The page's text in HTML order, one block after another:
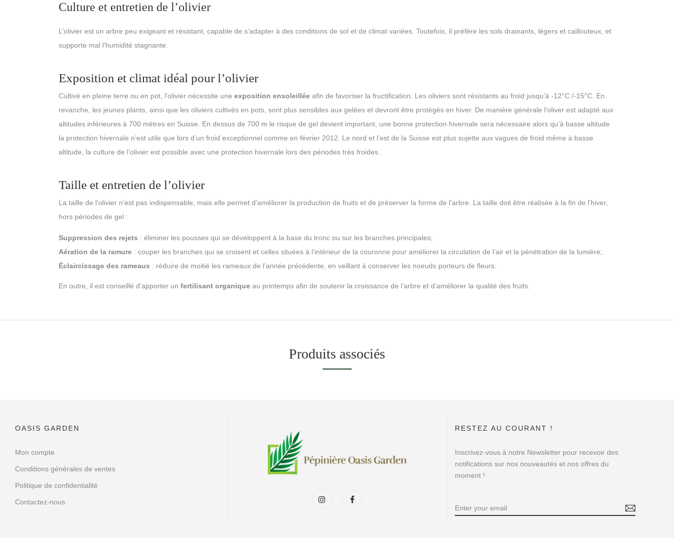
Culture et entretien de l’olivier
L’olivier est un arbre peu exigeant et résistant, capable de s’adapter à des conditions de sol et de climat variées. Toutefois, il préfère les sols drainants, légers et caillouteux, et
supporte mal l’humidité stagnante.
Exposition et climat idéal pour l’olivier
Cultivé en pleine terre ou en pot, l’olivier nécessite une exposition ensoleillée afin de favoriser la fructification. Les oliviers sont résistants au froid jusqu’à -12°C /-15°C. En
revanche, les jeunes plants, ainsi que les oliviers cultivés en pots, sont plus sensibles aux gelées et devront être protégés en hiver. De manière générale l’oliver est adapté aux
altitudes inférieures à 700 mètres en Suisse. En dessus de 700 m le risque de gel devient important, une bonne protection hivernale sera nécessaire alors qu’à basse altitude
la protection hivernale n’est utile que lors d’un froid exceptionnel comme en février 2012. Le nord et l’est de la Suisse est plus sujette aux vagues de froid même à basse
altitude, la culture de l’olivier est possible avec une protection hivernale lors des périodes très froides.
Taille et entretien de l’olivier
La taille de l’olivier n’est pas indispensable, mais elle permet d’améliorer la production de fruits et de préserver la forme de l’arbre. La taille doit être réalisée à la fin de l’hiver,
hors périodes de gel :
Suppression des rejets : éliminer les pousses qui se développent à la base du tronc ou sur les branches principales;
Aération de la ramure : couper les branches qui se croisent et celles situées à l’intérieur de la couronne pour améliorer la circulation de l’air et la pénétration de la lumière;
Éclaircissage des rameaux : réduire de moitié les rameaux de l’année précédente, en veillant à conserver les noeuds porteurs de fleurs.
En outre, il est conseillé d’apporter un fertilisant organique au printemps afin de soutenir la croissance de l’arbre et d’améliorer la qualité des fruits.
Produits associés
OASIS GARDEN
Mon compte
Conditions générales de ventes
Politique de confidentialité
Contactez-nous
RESTEZ AU COURANT !
Inscrivez-vous à notre Newsletter pour recevoir des
notifications sur nos nouveautés et nos offres du
moment !